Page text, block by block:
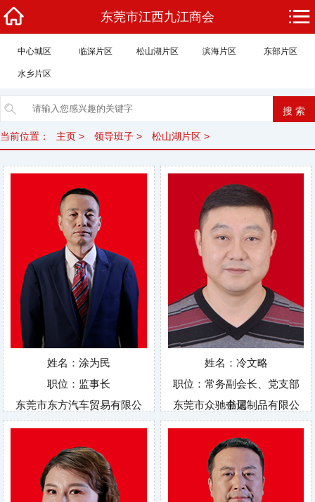
东莞市江西九江商会
中心城区 临深片区 松山湖片区 滨海片区 东部片区
水乡片区
当前位置： 主页 > 领导班子 > 松山湖片区 >
姓名：涂为民
职位：监事长
东莞市东方汽车贸易有限公
司
姓名：冷文略
职位：常务副会长、党支部
书记
东莞市众驰金属制品有限公
司